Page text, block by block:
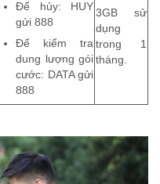
Để hủy: HUY
gửi 888
Để kiểm tra
dung lượng gói
cước: DATA gửi
888
3GB sử
dụng
trong 1
tháng.